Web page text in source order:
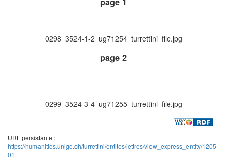
0298_3524-1-2_ug71254_turrettini_file.jpg
page 2
0299_3524-3-4_ug71255_turrettini_file.jpg
URL persistante :
https://humanities.unige.ch/turrettini/entites/lettres/view_express_entity/1205
01